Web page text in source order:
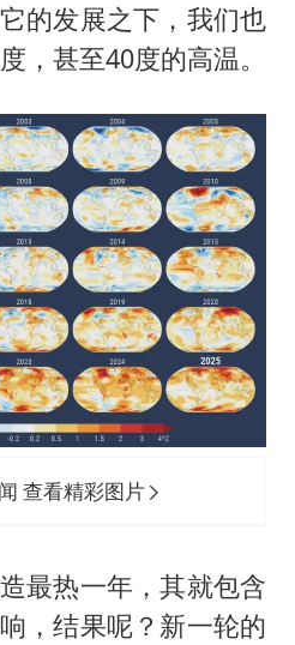
的发展之下，我们也
，甚至40度的高温。
查看精彩图片
最热一年，其就包含
，结果呢？新一轮的